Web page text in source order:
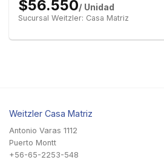
$56.550/ Unidad
Sucursal Weitzler: Casa Matriz
Weitzler Casa Matriz
Antonio Varas 1112
Puerto Montt
+56-65-2253-548